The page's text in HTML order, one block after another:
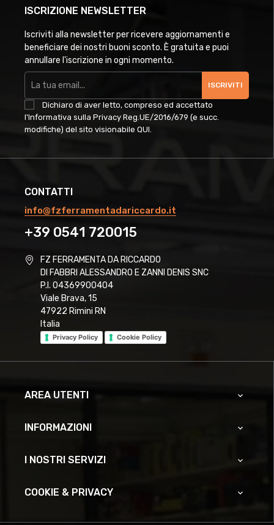
ISCRIZIONE NEWSLETTER
Iscriviti alla newsletter per ricevere aggiornamenti e
beneficiare dei nostri buoni sconto. È gratuita e puoi
annullare l'iscrizione in ogni momento.
ISCRIVITI
Dichiaro di aver letto, compreso ed accettato
l'Informativa sulla Privacy Reg.UE/2016/679 (e succ.
modifiche) del sito visionabile QUI
CONTATTI
info@fzferramentadariccardo.it
+39 0541 720015
FZ FERRAMENTA DA RICCARDO
DI FABBRI ALESSANDRO E ZANNI DENIS SNC
P.I. 04369900404
Viale Brava, 15
47922 Rimini RN
Italia
Privacy Policy Cookie Policy
AREA UTENTI 
INFORMAZIONI 
I NOSTRI SERVIZI 
COOKIE & PRIVACY 